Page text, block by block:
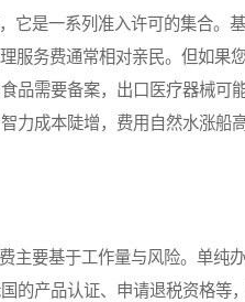
是一系列准入许可的集合。基
服务费通常相对亲民。但如果
品需要备案，出口医疗器械可
力成本陡增，费用自然水涨船
要基于工作量与风险。单纯
的产品认证、申请退税资格等